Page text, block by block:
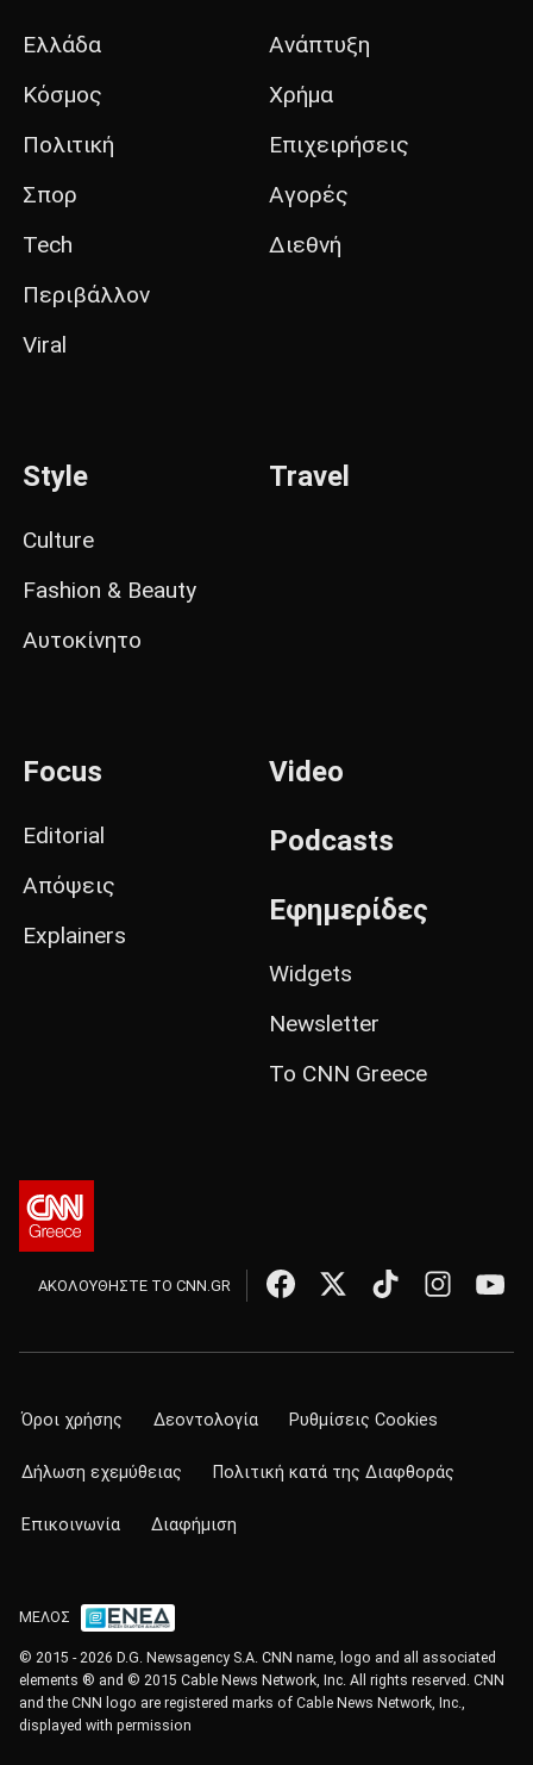
Ελλάδα
Κόσμος
Πολιτική
Σπορ
Tech
Περιβάλλον
Viral
Ανάπτυξη
Χρήμα
Επιχειρήσεις
Αγορές
Διεθνή
Style
Culture
Fashion & Beauty
Αυτοκίνητο
Travel
Focus
Editorial
Απόψεις
Explainers
Video
Podcasts
Εφημερίδες
Widgets
Newsletter
Το CNN Greece
ΑΚΟΛΟΥΘΗΣΤΕ ΤΟ CNN.GR
Όροι χρήσης Δεοντολογία Ρυθμίσεις Cookies
Δήλωση εχεμύθειας Πολιτική κατά της Διαφθοράς
Επικοινωνία Διαφήμιση
ΜΕΛΟΣ
© 2015 - 2026 D.G. Newsagency S.A. CNN name, logo and all associated
elements ® and © 2015 Cable News Network, Inc. All rights reserved. CNN
and the CNN logo are registered marks of Cable News Network, Inc.,
displayed with permission